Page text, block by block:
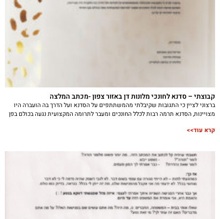
קבוצתי – סדנא לחונכי מלונות דן באזור צפון -מכתב המלצה
ברצוני לציין כי התגובות שקיבלתי מהמשתתפים על הסדנא ועל הדרך בה הועברה היו
מצויינות, הסדנא תרמה רבות לכלל החונכים ומעבר לתרומה המקצועית נגעה בכולם בפן
קרא עוד>>